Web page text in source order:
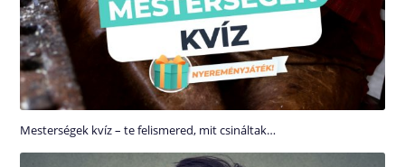
Mesterségek kvíz – te felismered, mit csináltak…